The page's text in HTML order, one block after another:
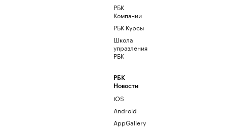
РБК
Компании
РБК Курсы
Школа
управления
РБК
РБК
Новости
iOS
Android
AppGallery